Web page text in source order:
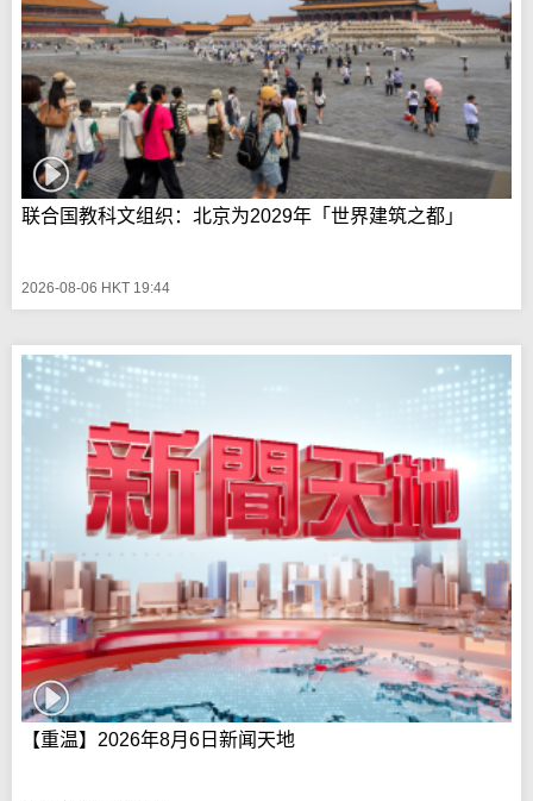
联合国教科文组织：北京为2029年「世界建筑之都」
2026-08-06 HKT 19:44
【重温】2026年8月6日新闻天地